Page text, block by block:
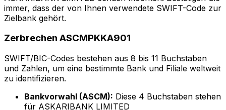
immer, dass der von Ihnen verwendete SWIFT-Code zur
Zielbank gehört.
Zerbrechen ASCMPKKA901
SWIFT/BIC-Codes bestehen aus 8 bis 11 Buchstaben
und Zahlen, um eine bestimmte Bank und Filiale weltweit
zu identifizieren.
Bankvorwahl (ASCM): Diese 4 Buchstaben stehen
für ASKARIBANK LIMITED